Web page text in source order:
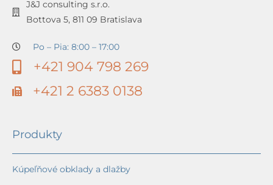
J&J consulting s.r.o.
Bottova 5, 811 09 Bratislava
Po – Pia: 8:00 – 17:00
+421 904 798 269
+421 2 6383 0138
Produkty
Kúpeľňové obklady a dlažby